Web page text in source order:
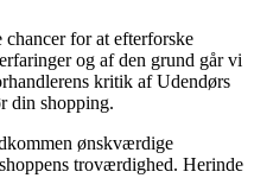
for at efterforske
og af den grund går vi
kritik af Udendørs
din shopping.
ønskværdige
troværdighed. Herinde